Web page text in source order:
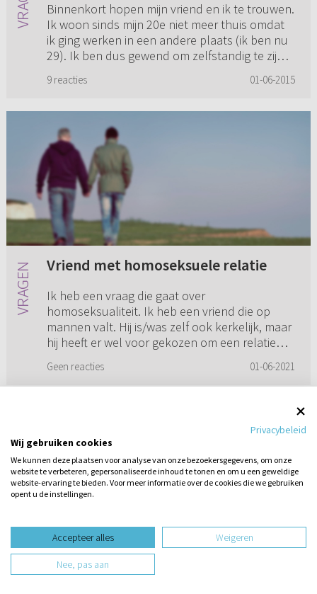
Binnenkort hopen mijn vriend en ik te trouwen.
Ik woon sinds mijn 20e niet meer thuis omdat
ik ging werken in een andere plaats (ik ben nu
29). Ik ben dus gewend om zelfstandig te zijn.
9 reacties 01-06-2015
Vriend met homoseksuele relatie
Ik heb een vraag die gaat over
homoseksualiteit. Ik heb een vriend die op
mannen valt. Hij is/was zelf ook kerkelijk, maar
hij heeft er wel voor gekozen om een relatie
Geen reacties 01-06-2021
Korte broek in de kerk
een vraag
Privacybeleid
Wij gebruiken cookies
We kunnen deze plaatsen voor analyse van onze bezoekersgegevens, om onze
website te verbeteren, gepersonaliseerde inhoud te tonen en om u een geweldige
website-ervaring te bieden. Voor meer informatie over de cookies die we gebruiken
opent u de instellingen.
Accepteer alles Weigeren
Nee, pas aan